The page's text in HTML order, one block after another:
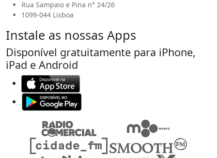
Rua Sampaio e Pina n° 24/26
1099-044 Lisboa
Instale as nossas Apps
Disponível gratuitamente para iPhone,
iPad e Android